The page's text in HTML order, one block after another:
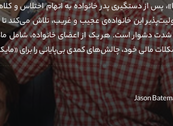
پس از دستگیری پدر خانواده به اتهام اختلاس و
این خانواده‌ی عجیب و غریب، تلاش می‌کند
به شدت دشوار است. هر یک از اعضای خانواده، شامل
مالی خود، چالش‌های کمدی بی‌پایانی را برای
Jason